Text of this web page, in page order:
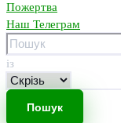
Пожертва
Наш Телеграм
із